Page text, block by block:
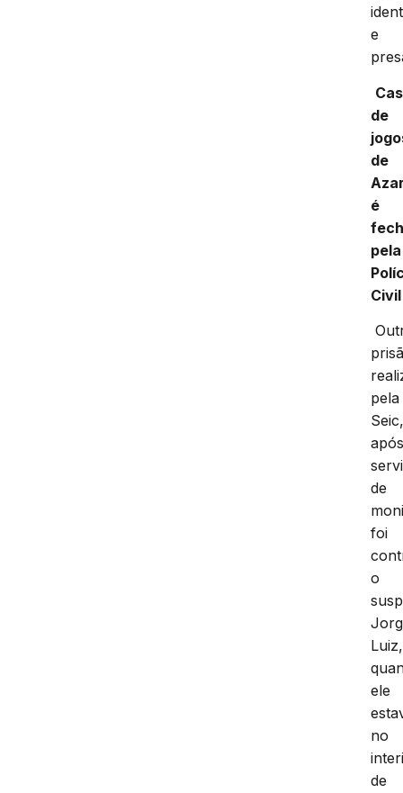
e
de
de
é
pela
Civil
pela
de
foi
o
Luiz,
ele
no
de